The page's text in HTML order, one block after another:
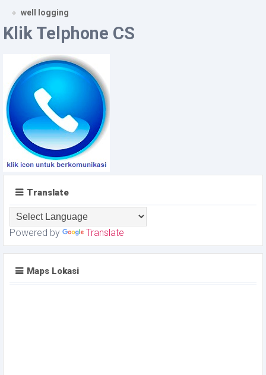
well logging
Klik Telphone CS
Translate
Powered by Translate
Maps Lokasi